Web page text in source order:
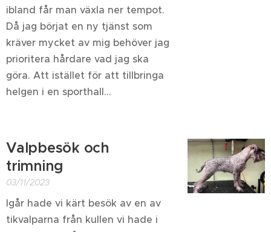
ibland får man växla ner tempot.
Då jag börjat en ny tjänst som
kräver mycket av mig behöver jag
prioritera hårdare vad jag ska
göra. Att istället för att tillbringa
helgen i en sporthall...
Valpbesök och
trimning
03/11/2023
Igår hade vi kärt besök av en av
tikvalparna från kullen vi hade i